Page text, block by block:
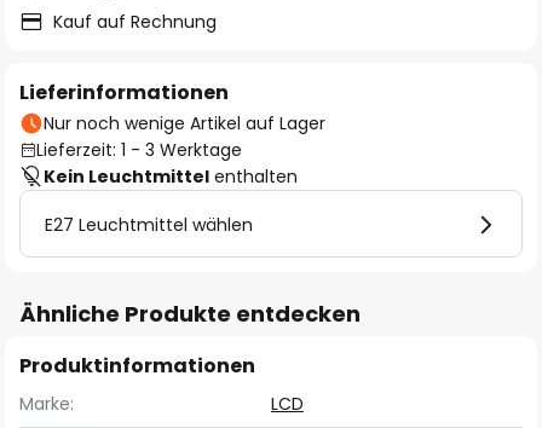
Kauf auf Rechnung
Lieferinformationen
Nur noch wenige Artikel auf Lager
Lieferzeit: 1 - 3 Werktage
Kein Leuchtmittel enthalten
E27 Leuchtmittel wählen
Ähnliche Produkte entdecken
Produktinformationen
Marke:
LCD